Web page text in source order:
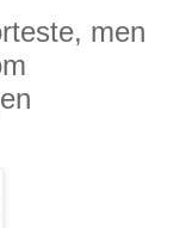
men